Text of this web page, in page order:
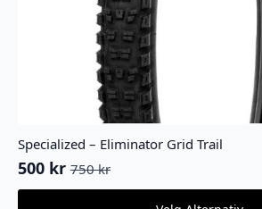
Specialized – Eliminator Grid Trail
750kr
Opprinnelig
pris
500 kr
Nåværende
pris